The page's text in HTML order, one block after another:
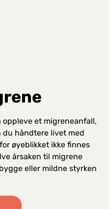
et migreneanfall,
du håndtere livet med
øyeblikket ikke finnes
årsaken til migrene
eller mildne styrken